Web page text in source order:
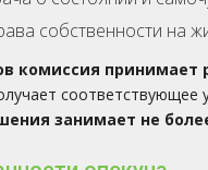
собственности на
комиссия
занимает не